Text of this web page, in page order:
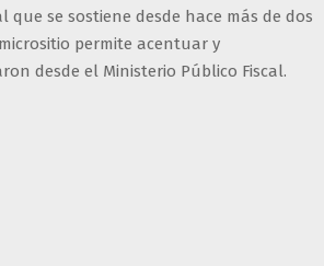
se sostiene desde hace más de dos
permite acentuar y
desde el Ministerio Público Fiscal.